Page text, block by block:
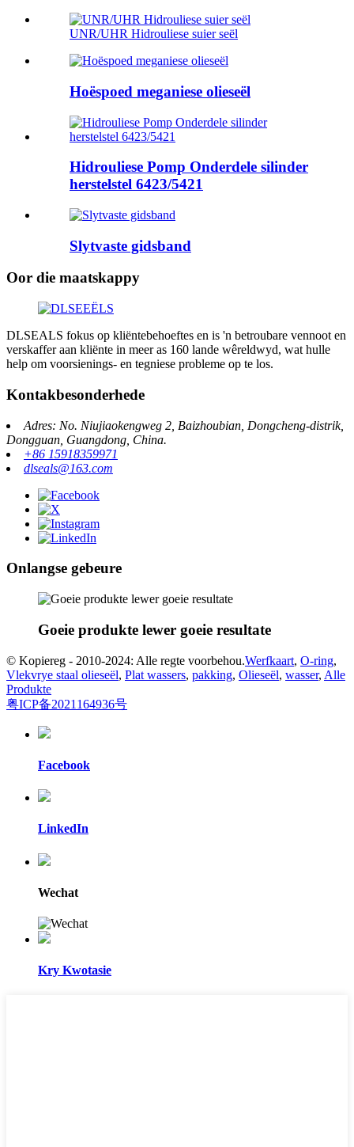
UNR/UHR Hidrouliese suier seël
Hoëspoed meganiese olieseël
Hidrouliese Pomp Onderdele silinder
herstelstel 6423/5421
Slytvaste gidsband
Oor die maatskappy
DLSEALS fokus op kliëntebehoeftes en is 'n betroubare vennoot en
verskaffer aan kliënte in meer as 160 lande wêreldwyd, wat hulle
help om voorsienings- en tegniese probleme op te los.
Kontakbesonderhede
Adres: No. Niujiaokengweg 2, Baizhoubian, Dongcheng-distrik,
Dongguan, Guangdong, China.
+86 15918359971
dlseals@163.com
Onlangse gebeure
Goeie produkte lewer goeie resultate
© Kopiereg - 2010-2024: Alle regte voorbehou.Werfkaart, O-ring,
Vlekvrye staal olieseël, Plat wassers, pakking, Olieseël, wasser, Alle
Produkte
粤ICP备2021164936号
Facebook
LinkedIn
Wechat
Kry Kwotasie